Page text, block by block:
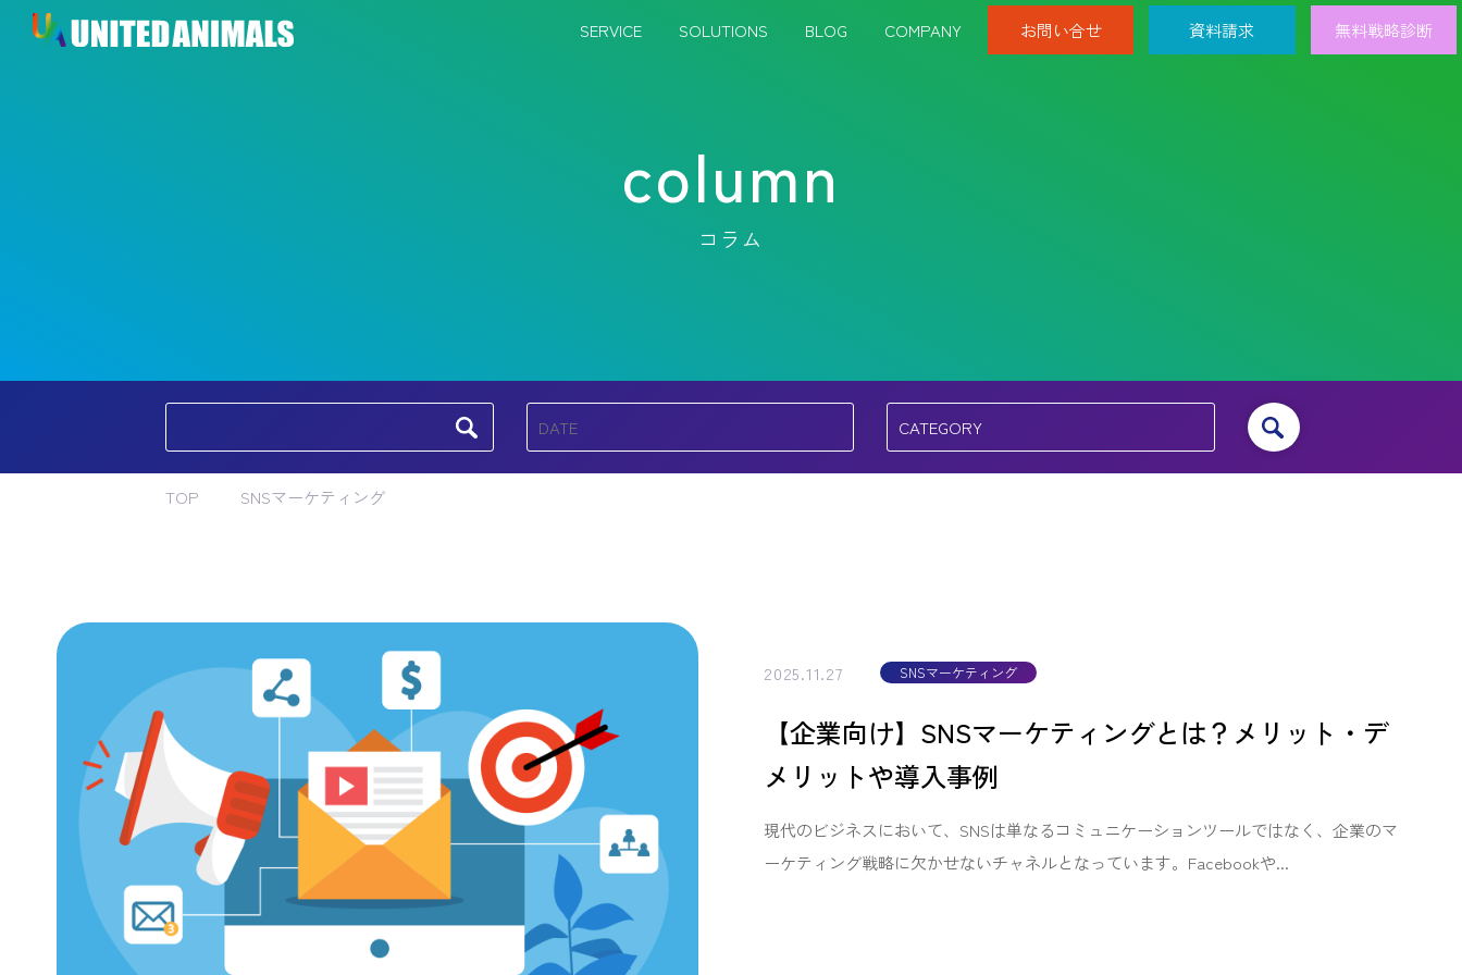
SERVICE SOLUTIONS BLOG COMPANY お問い合せ 資料請求 無料戦略診断
column
コラム
TOP SNSマーケティング
2025.11.27 SNSマーケティング
【企業向け】SNSマーケティングとは？メリット・デ
メリットや導入事例
現代のビジネスにおいて、SNSは単なるコミュニケーションツールではなく、企業のマ
ーケティング戦略に欠かせないチャネルとなっています。Facebookや...